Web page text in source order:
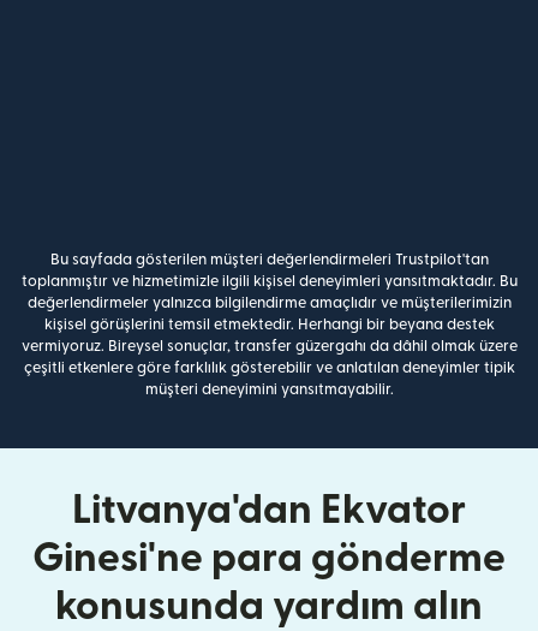
Bu sayfada gösterilen müşteri değerlendirmeleri Trustpilot'tan
toplanmıştır ve hizmetimizle ilgili kişisel deneyimleri yansıtmaktadır. Bu
değerlendirmeler yalnızca bilgilendirme amaçlıdır ve müşterilerimizin
kişisel görüşlerini temsil etmektedir. Herhangi bir beyana destek
vermiyoruz. Bireysel sonuçlar, transfer güzergahı da dâhil olmak üzere
çeşitli etkenlere göre farklılık gösterebilir ve anlatılan deneyimler tipik
müşteri deneyimini yansıtmayabilir.
Litvanya'dan Ekvator
Ginesi'ne para gönderme
konusunda yardım alın